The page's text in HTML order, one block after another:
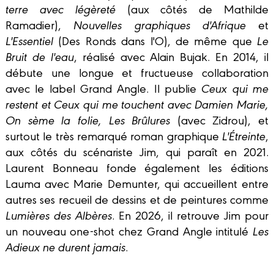
terre avec légèreté(aux côtés de Mathilde
Ramadier), Nouvelles graphiques d'Afriqueet
L'Essentiel(Des Ronds dans l'O), de même que Le
Bruit de l'eau, réalisé avec Alain Bujak. En 2014, il
débute une longue et fructueuse collaboration
avec le label Grand Angle. Il publie Ceux qui me
restentet Ceux qui me touchent avec Damien Marie,
On sème la folie, Les Brûlures (avec Zidrou), et
surtout le très remarqué roman graphique L'Étreinte,
aux côtés du scénariste Jim, qui paraît en 2021.
Laurent Bonneau fonde également les éditions
Lauma avec Marie Demunter, qui accueillent entre
autres ses recueil de dessins et de peintures comme
Lumières des Albères. En 2026, il retrouve Jim pour
un nouveau one-shot chez Grand Angle intitulé Les
Adieux ne durent jamais.